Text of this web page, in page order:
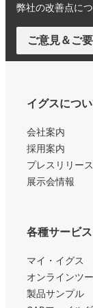
弊社の改善点に
ご意見＆ご
イグスにつ
会社案内
採用案内
プレスリリース
展示会情報
各種サービス
マイ・イグス
オンラインツ
製品サンプル